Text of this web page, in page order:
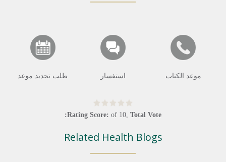
موعد الكتاب استفسار طلب تحديد موعد
Rating Score: of 10, Total Vote:
Related Health Blogs